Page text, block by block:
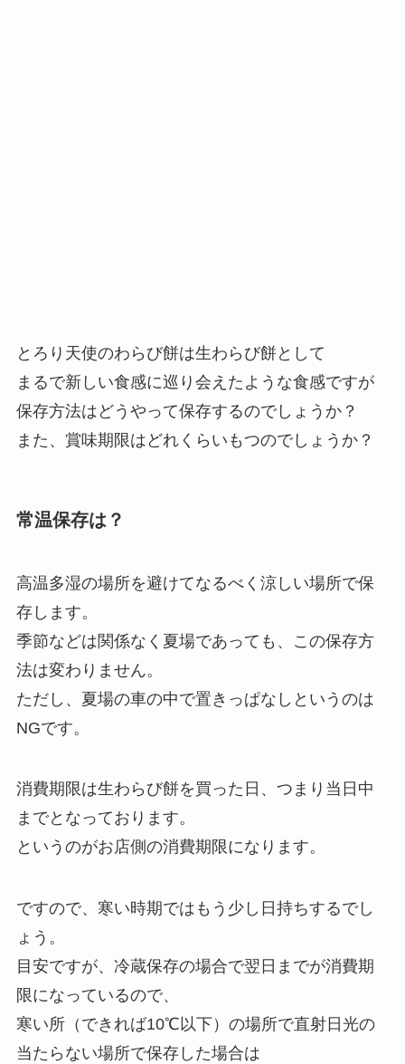
とろり天使のわらび餅は生わらび餅として
まるで新しい食感に巡り会えたような食感ですが
保存方法はどうやって保存するのでしょうか？
また、賞味期限はどれくらいもつのでしょうか？
常温保存は？
高温多湿の場所を避けてなるべく涼しい場所で保
存します。
季節などは関係なく夏場であっても、この保存方
法は変わりません。
ただし、夏場の車の中で置きっぱなしというのは
NGです。
消費期限は生わらび餅を買った日、つまり当日中
までとなっております。
というのがお店側の消費期限になります。
ですので、寒い時期ではもう少し日持ちするでし
ょう。
目安ですが、冷蔵保存の場合で翌日までが消費期
限になっているので、
寒い所（できれば10℃以下）の場所で直射日光の
当たらない場所で保存した場合は